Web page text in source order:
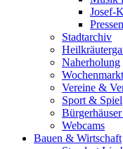
Josef-
Stadtarchiv
Naherholung
Wochenmarkt
Vereine &
Sport & Spiel
Webcams
Bauen & Wirtschaft